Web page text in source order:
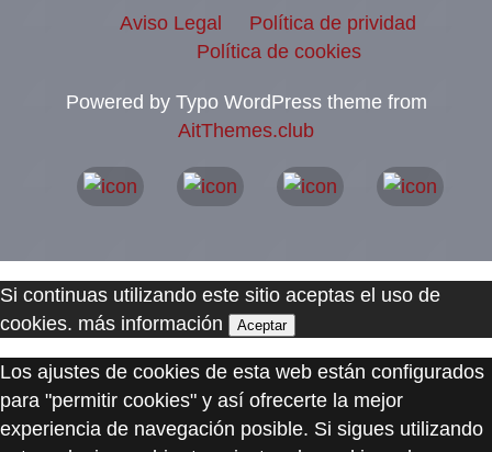
Aviso Legal
Política de prividad
Política de cookies
Powered by Typo WordPress theme from
AitThemes.club
Si continuas utilizando este sitio aceptas el uso de
cookies. más información Aceptar
Los ajustes de cookies de esta web están configurados
para "permitir cookies" y así ofrecerte la mejor
experiencia de navegación posible. Si sigues utilizando